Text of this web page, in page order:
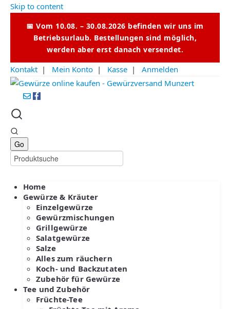
Skip to content
📅 Vom 10.08. – 30.08.2026 befinden wir uns im
Betriebsurlaub. Bestellungen sind möglich,
werden aber erst danach versendet.
Kontakt | Mein Konto | Kasse | Anmelden
Home
Gewürze & Kräuter
Einzelgewürze
Gewürzmischungen
Grillgewürze
Salatgewürze
Salze
Alles zum räuchern
Koch- und Backzutaten
Zubehör für Gewürze
Tee und Zubehör
Früchte-Tee